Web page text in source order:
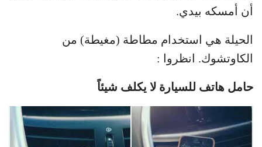
أن أمسكه بيدي.
الحيلة هي استخدام مطاطة (مغيطة) من
الكاوتشوك. انظروا :
حامل هاتف للسيارة لا يكلف شيئاً